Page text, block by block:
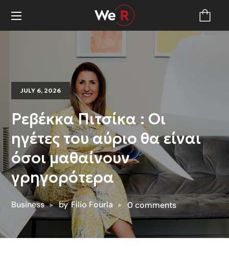
JULY 6, 2026
Ρεβέκκα Πιτσίκα : Οι
ηγέτες του αύριο θα είναι
όσοι μαθαίνουν
γρηγορότερα
Business byFilio Fourla 0 comments